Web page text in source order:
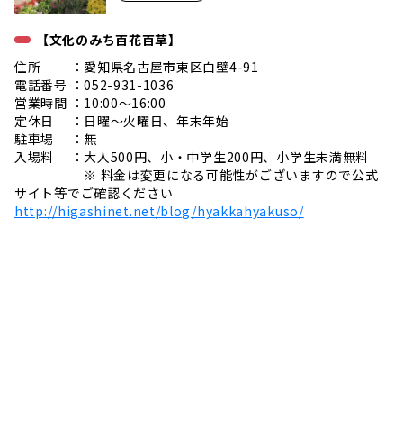
【文化のみち百花百草】
住所 ：愛知県名古屋市東区白壁4-91
電話番号 ：052-931-1036
営業時間 ：10:00～16:00
定休日 ：日曜～火曜日、年末年始
駐車場 ：無
入場料 ：大人500円、小・中学生200円、小学生未満無料
※ 料金は変更になる可能性がございますので公式
サイト等でご確認ください
http://higashinet.net/blog/hyakkahyakuso/